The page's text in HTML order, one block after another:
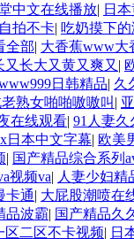
中文在线播放| 日
拍不卡| 吃奶摸下
全部| 大香蕉www大
又长大又黄又爽又 |
日韩精品| 久
熟女啪啪嗷嗷叫 |
在线观看| 91人妻
日本中文字幕| 欧美
| 国产精品综合系列
视频va| 人妻少妇
卡通| 大屁股潮喷在
品波霸| 国产精品久
区二区不卡视频| 日